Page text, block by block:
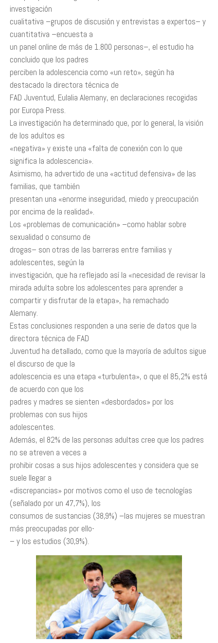
investigación
cualitativa –grupos de discusión y entrevistas a expertos– y
cuantitativa –encuesta a
un panel online de más de 1.800 personas–, el estudio ha
concluido que los padres
perciben la adolescencia como «un reto», según ha
destacado la directora técnica de
FAD Juventud, Eulalia Alemany, en declaraciones recogidas
por Europa Press.
La investigación ha determinado que, por lo general, la visión
de los adultos es
«negativa» y existe una «falta de conexión con lo que
significa la adolescencia».
Asimismo, ha advertido de una «actitud defensiva» de las
familias, que también
presentan una «enorme inseguridad, miedo y preocupación
por encima de la realidad».
Los «problemas de comunicación» –como hablar sobre
sexualidad o consumo de
drogas– son otras de las barreras entre familias y
adolescentes, según la
investigación, que ha reflejado así la «necesidad de revisar la
mirada adulta sobre los adolescentes para aprender a
compartir y disfrutar de la etapa», ha remachado
Alemany.
Estas conclusiones responden a una serie de datos que la
directora técnica de FAD
Juventud ha detallado, como que la mayoría de adultos sigue
el discurso de que la
adolescencia es una etapa «turbulenta», o que el 85,2% está
de acuerdo con que los
padres y madres se sienten «desbordados» por los
problemas con sus hijos
adolescentes.
Además, el 82% de las personas adultas cree que los padres
no se atreven a veces a
prohibir cosas a sus hijos adolescentes y considera que se
suele llegar a
«discrepancias» por motivos como el uso de tecnologías
(señalado por un 47,7%), los
consumos de sustancias (38,9%) –las mujeres se muestran
más preocupadas por ello-
– y los estudios (30,9%).